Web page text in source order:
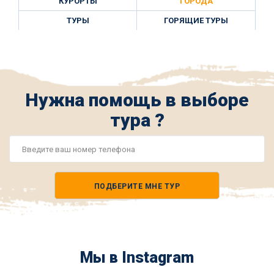
ТУРЫ ГОРЯЩИЕ ТУРЫ
Нужна помощь в выборе
тура ?
ПОДБЕРИТЕ МНЕ ТУР
Мы в Instagram